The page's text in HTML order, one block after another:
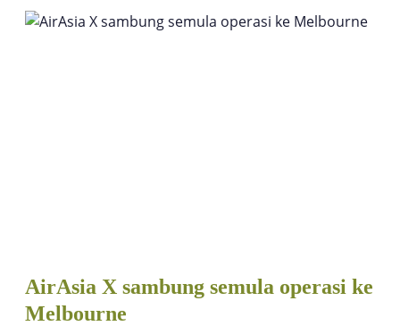
AirAsia X sambung semula operasi ke
Melbourne